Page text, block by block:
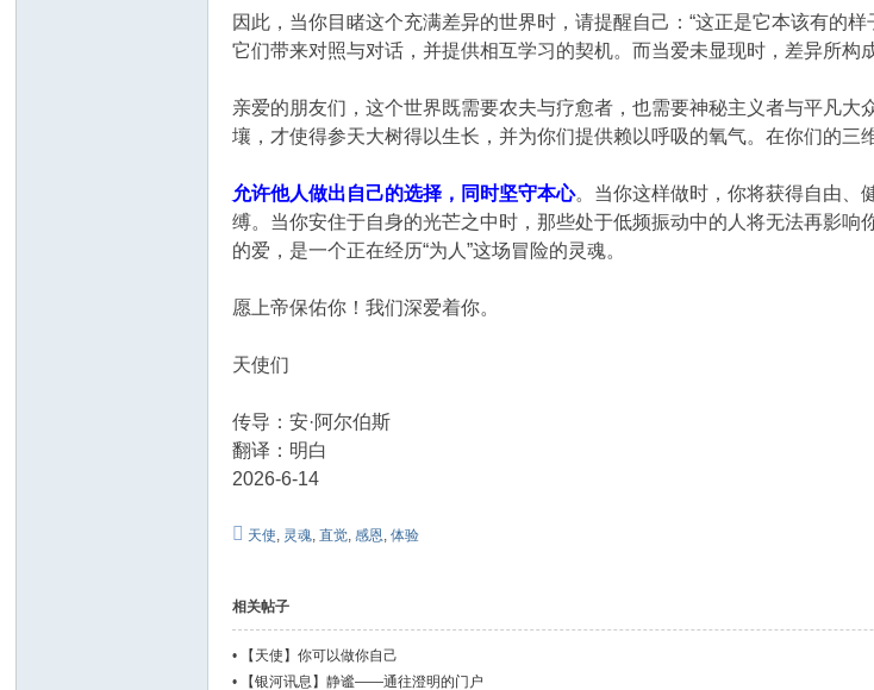
因此，当你目睹这个充满差异的世界时，请提醒自己：“这正是它本该有的
它们带来对照与对话，并提供相互学习的契机。而当爱未显现时，差异所
亲爱的朋友们，这个世界既需要农夫与疗愈者，也需要神秘主义者与平凡
壤，才使得参天大树得以生长，并为你们提供赖以呼吸的氧气。在你们的三
允许他人做出自己的选择，同时坚守本心。当你这样做时，你将获得自由、
缚。当你安住于自身的光芒之中时，那些处于低频振动中的人将无法再影
的爱，是一个正在经历“为人”这场冒险的灵魂。
愿上帝保佑你！我们深爱着你。
天使们
传导：安·阿尔伯斯
翻译：明白
2026-6-14
天使, 灵魂,直觉,感恩,体验
相关帖子
• 【天使】你可以做你自己
•
【银河讯息】静谧——通往澄明的门户